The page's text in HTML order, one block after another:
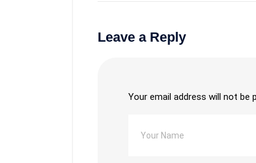
Leave a Reply
Your email address will not be